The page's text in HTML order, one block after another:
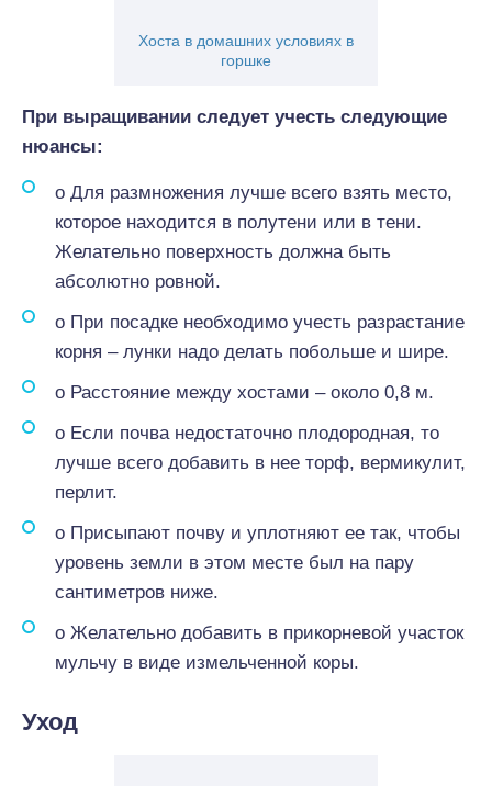
Хоста в домашних условиях в
горшке
При выращивании следует учесть следующие
нюансы:
o Для размножения лучше всего взять место,
которое находится в полутени или в тени.
Желательно поверхность должна быть
абсолютно ровной.
o При посадке необходимо учесть разрастание
корня – лунки надо делать побольше и шире.
o Расстояние между хостами – около 0,8 м.
o Если почва недостаточно плодородная, то
лучше всего добавить в нее торф, вермикулит,
перлит.
o Присыпают почву и уплотняют ее так, чтобы
уровень земли в этом месте был на пару
сантиметров ниже.
o Желательно добавить в прикорневой участок
мульчу в виде измельченной коры.
Уход